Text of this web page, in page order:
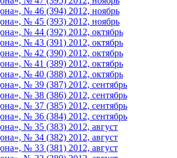
№ 46 (394) 2012, ноябрь
№ 45 (393) 2012, ноябрь
№ 44 (392) 2012, октябрь
№ 43 (391) 2012, октябрь
№ 42 (390) 2012, октябрь
№ 41 (389) 2012, октябрь
№ 40 (388) 2012, октябрь
№ 39 (387) 2012, сентябрь
№ 38 (386) 2012, сентябрь
№ 37 (385) 2012, сентябрь
№ 36 (384) 2012, сентябрь
№ 35 (383) 2012, август
№ 34 (382) 2012, август
№ 33 (381) 2012, август